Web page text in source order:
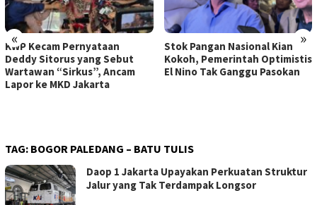
« »
KWP Kecam Pernyataan
Deddy Sitorus yang Sebut
Wartawan “Sirkus”, Ancam
Lapor ke MKD Jakarta
Stok Pangan Nasional Kian
Kokoh, Pemerintah Optimistis
El Nino Tak Ganggu Pasokan
TAG: BOGOR PALEDANG – BATU TULIS
Daop 1 Jakarta Upayakan Perkuatan Struktur
Jalur yang Tak Terdampak Longsor